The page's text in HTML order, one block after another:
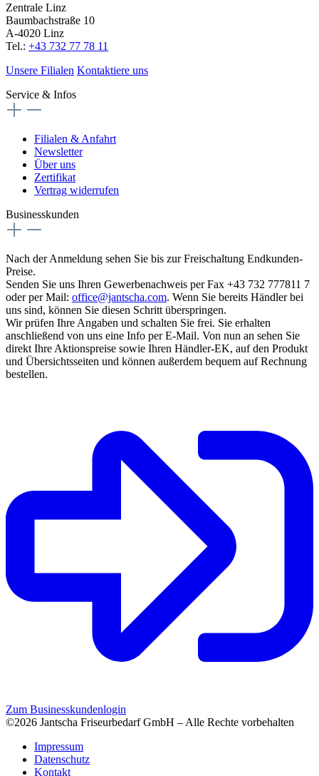
Zentrale Linz
Baumbachstraße 10
A-4020 Linz
Tel.: +43 732 77 78 11
Unsere Filialen Kontaktiere uns
Service & Infos
Filialen & Anfahrt
Newsletter
Über uns
Zertifikat
Vertrag widerrufen
Businesskunden
Nach der Anmeldung sehen Sie bis zur Freischaltung Endkunden-
Preise.
Senden Sie uns Ihren Gewerbenachweis per Fax +43 732 777811 7
oder per Mail: office@jantscha.com. Wenn Sie bereits Händler bei
uns sind, können Sie diesen Schritt überspringen.
Wir prüfen Ihre Angaben und schalten Sie frei. Sie erhalten
anschließend von uns eine Info per E-Mail. Von nun an sehen Sie
direkt Ihre Aktionspreise sowie Ihren Händler-EK, auf den Produkt
und Übersichtsseiten und können außerdem bequem auf Rechnung
bestellen.
Zum Businesskundenlogin
©2026 Jantscha Friseurbedarf GmbH – Alle Rechte vorbehalten
Impressum
Datenschutz
Kontakt